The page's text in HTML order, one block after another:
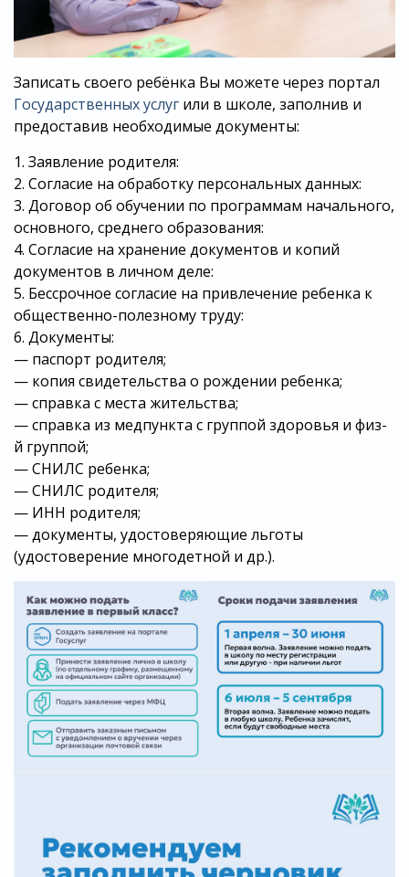
Записать своего ребёнка Вы можете через портал
Государственных услуг или в школе, заполнив и
предоставив необходимые документы:
1. Заявление родителя:
2. Согласие на обработку персональных данных:
3. Договор об обучении по программам начального,
основного, среднего образования:
4. Согласие на хранение документов и копий
документов в личном деле:
5. Бессрочное согласие на привлечение ребенка к
общественно-полезному труду:
6. Документы:
— паспорт родителя;
— копия свидетельства о рождении ребенка;
— справка с места жительства;
— справка из медпункта с группой здоровья и физ-
й группой;
— СНИЛС ребенка;
— СНИЛС родителя;
— ИНН родителя;
— документы, удостоверяющие льготы
(удостоверение многодетной и др.).